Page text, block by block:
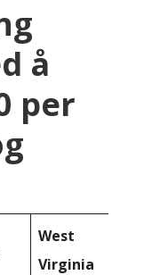
å
per
West
Virginia